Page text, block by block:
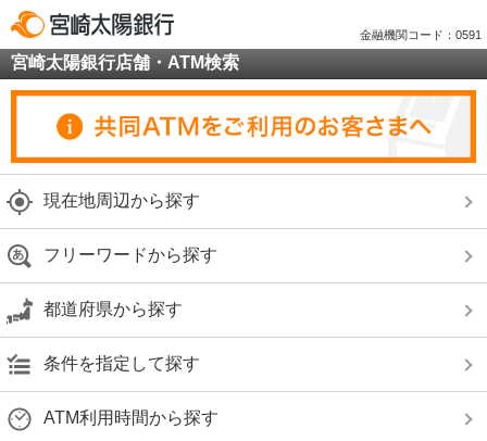
金融機関コード：0591
宮崎太陽銀行店舗・ATM検索
現在地周辺から探す
フリーワードから探す
都道府県から探す
条件を指定して探す
ATM利用時間から探す